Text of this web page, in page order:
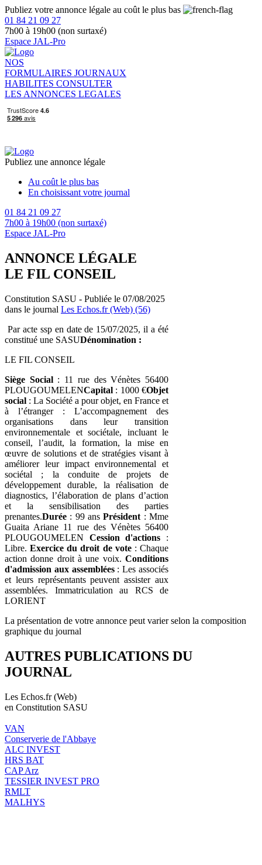
Publiez votre annonce légale au coût le plus bas
01 84 21 09 27
7h00 à 19h00 (non surtaxé)
Espace JAL-Pro
NOS
FORMULAIRES JOURNAUX
HABILITES CONSULTER
LES ANNONCES LEGALES
Publiez une annonce légale
Au coût le plus bas
En choisissant votre journal
01 84 21 09 27
7h00 à 19h00 (non surtaxé)
Espace JAL-Pro
ANNONCE LÉGALE
LE FIL CONSEIL
Constitution SASU - Publiée le 07/08/2025
dans le journal Les Echos.fr (Web) (56)
Par acte ssp en date de 15/07/2025, il a été
constitué une SASUDénomination :
LE FIL CONSEIL
Siège Social: 11 rue des Vénètes 56400
PLOUGOUMELENCapital : 1000 €Objet
social : La Société a pour objet, en France et
à l’étranger : L’accompagnement des
organisations dans leur transition
environnementale et sociétale, incluant le
conseil, l’audit, la formation, la mise en
œuvre de solutions et de stratégies visant à
améliorer leur impact environnemental et
sociétal ; la conduite de projets de
développement durable, la réalisation de
diagnostics, l’élaboration de plans d’action
et la sensibilisation des parties
prenantes.Durée : 99 ansPrésident : Mme
Guaita Ariane 11 rue des Vénètes 56400
PLOUGOUMELEN Cession d'actions :
Libre.Exercice du droit de vote: Chaque
action donne droit à une voix. Conditions
d'admission aux assemblées: Les associés
et leurs représentants peuvent assister aux
assemblées. Immatriculation au RCS de
LORIENT
La présentation de votre annonce peut varier selon la composition
graphique du journal
AUTRES PUBLICATIONS DU
JOURNAL
Les Echos.fr (Web)
en Constitution SASU
VAN
Conserverie de l'Abbaye
ALC INVEST
HRS BAT
CAP Arz
TESSIER INVEST PRO
RMLT
MALHYS